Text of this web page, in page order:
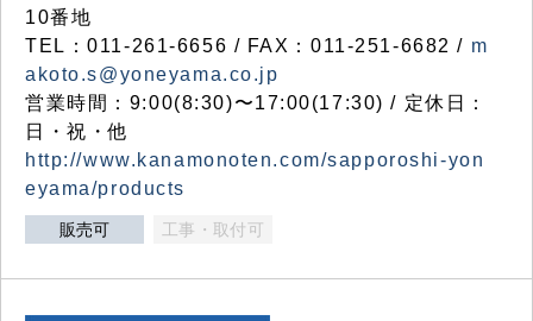
10番地
TEL：011-261-6656 / FAX：011-251-6682 / m
akoto.s@yoneyama.co.jp
営業時間：9:00(8:30)〜17:00(17:30) / 定休日：
日・祝・他
http://www.kanamonoten.com/sapporoshi-yon
eyama/products
販売可 工事・取付可